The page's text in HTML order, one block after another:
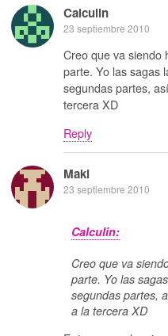
Calculin
23 septiembre 2010
Creo que va siendo
parte. Yo las sagas
segundas partes,
tercera XD
Reply
Maki
23 septiembre 2010
Calculin:
Creo que va
parte. Yo las
segundas partes,
a la tercera XD